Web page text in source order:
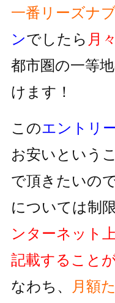
一番リーズナ
ンでしたら 月
都市圏の一等
けます！
このエントリ
お安いという
で頂きたいの
については制
ンターネット
記載すること
なわち、
月額